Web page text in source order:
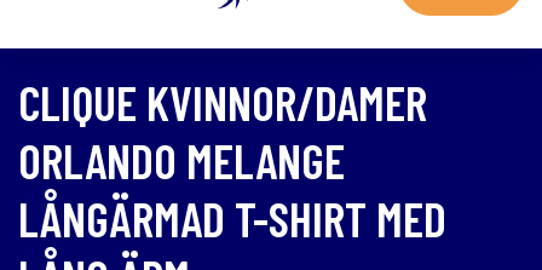
CLIQUE KVINNOR/DAMER
ORLANDO MELANGE
LÅNGÄRMAD T-SHIRT MED